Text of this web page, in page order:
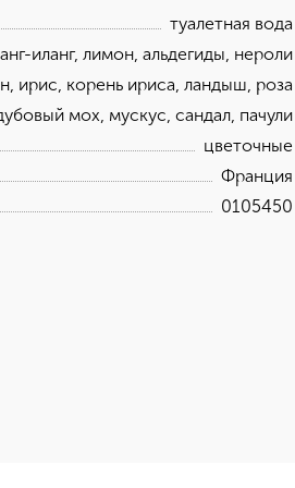
туалетная вода
иланг, лимон, альдегиды, нероли
ирис, корень ириса, ландыш, роза
мох, мускус, сандал, пачули
цветочные
Франция
0105450